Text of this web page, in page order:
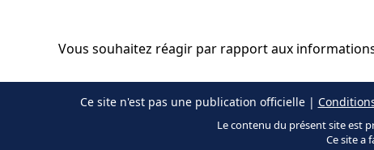
Vous souhaitez réagir par rapport aux
Ce site n'est pas une publication officielle |
Le contenu du présent site est
Ce site a